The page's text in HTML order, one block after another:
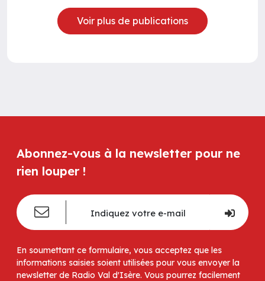
Voir plus de publications
Abonnez-vous à la newsletter pour ne
rien louper !
En soumettant ce formulaire, vous acceptez que les
informations saisies soient utilisées pour vous envoyer la
newsletter de Radio Val d'Isère. Vous pourrez facilement